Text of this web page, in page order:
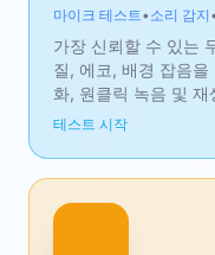
마이크 테스트 • 소리 감지
가장 신뢰할 수 있는
질, 에코, 배경 잡음
화, 원클릭 녹음 및
테스트 시작